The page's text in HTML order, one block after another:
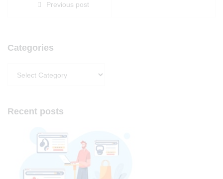
Previous post
Categories
Recent posts